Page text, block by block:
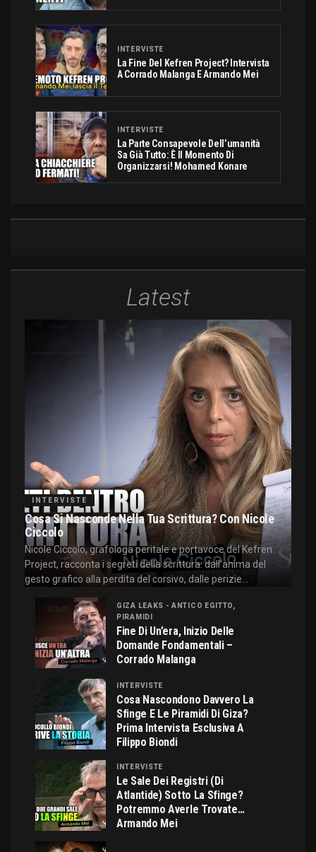
INTERVISTE
La Fine Del Kefren Project? Intervista
A Corrado Malanga E Armando Mei
INTERVISTE
La Parte Consapevole Dell’umanità
Sa Già Tutto: È Il Momento Di
Organizzarsi! Mohamed Konare
Latest
INTERVISTE
Cosa Si Nasconde Nella Tua Scrittura? Con Nicole
Ciccolo
Nicole Ciccolo, grafologa peritale e portavoce del Kefren
Project, racconta i segreti della scrittura: dall'anima del
gesto grafico alla perdita del corsivo, dalle perizie...
GIZA LEAKS - ANTICO EGITTO,
PIRAMIDI
Fine Di Un’era, Inizio Delle
Domande Fondamentali –
Corrado Malanga
INTERVISTE
Cosa Nascondono Davvero La
Sfinge E Le Piramidi Di Giza?
Prima Intervista Esclusiva A
Filippo Biondi
INTERVISTE
Le Sale Dei Registri (di
Atlantide) Sotto La Sfinge?
Potremmo Averle Trovate…
Armando Mei